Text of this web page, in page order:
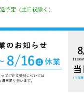
予定（土日祝除く）